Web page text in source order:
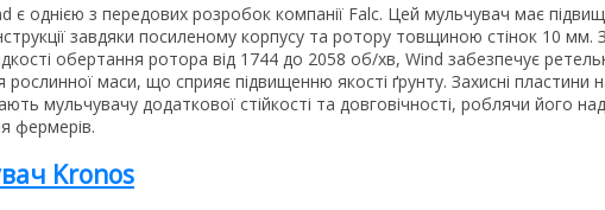
є однією з передових розробок компанії Falc. Цей мульчувач має
завдяки посиленому корпусу та ротору товщиною стінок 10 мм.
обертання ротора від 1744 до 2058 об/хв, Wind забезпечує
рослинної маси, що сприяє підвищенню якості ґрунту. Захисні пластини
мульчувачу додаткової стійкості та довговічності, роблячи його
фермерів.
Kronos